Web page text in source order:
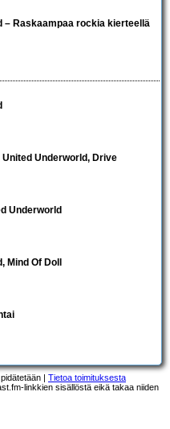
– Raskaampaa rockia kierteellä
United Underworld, Drive
Underworld
Mind Of Doll
| Tietoa toimituksesta
linkkien sisällöstä eikä takaa niiden